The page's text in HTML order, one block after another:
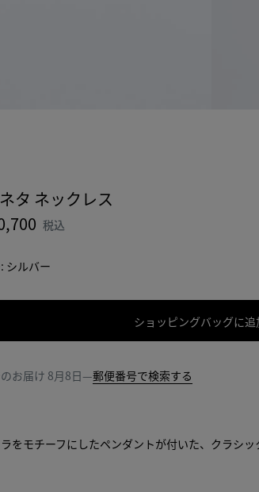
タ ネックレス
税込
シルバー
シ
ッ
ショッピングバッグに追
サ
て
お届け 8月8日—郵便番号で検索する
をモチーフにしたペンダントが付いた、クラシ